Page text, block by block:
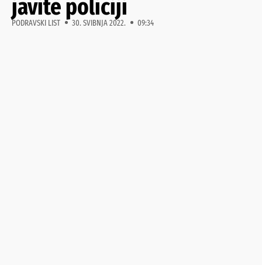
javite policiji
PODRAVSKI LIST 30. SVIBNJA 2022. 09:34